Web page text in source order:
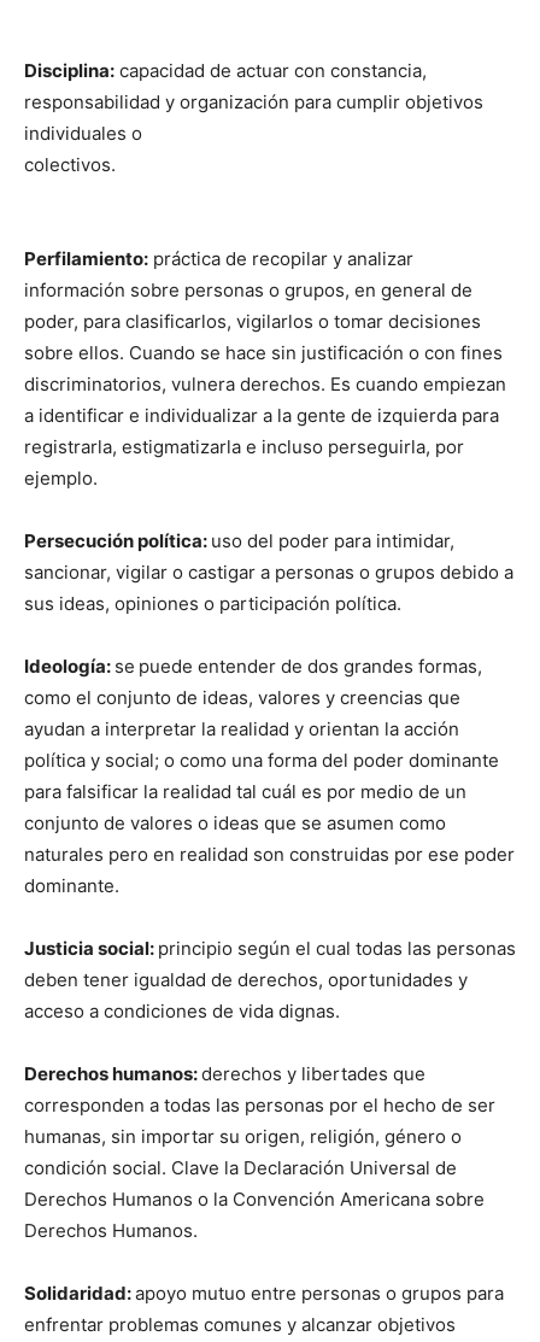
Disciplina: capacidad de actuar con constancia,
responsabilidad y organización para cumplir objetivos
individuales o
colectivos.
Perfilamiento: práctica de recopilar y analizar
información sobre personas o grupos, en general de
poder, para clasificarlos, vigilarlos o tomar decisiones
sobre ellos. Cuando se hace sin justificación o con fines
discriminatorios, vulnera derechos. Es cuando empiezan
a identificar e individualizar a la gente de izquierda para
registrarla, estigmatizarla e incluso perseguirla, por
ejemplo.
Persecución política: uso del poder para intimidar,
sancionar, vigilar o castigar a personas o grupos debido a
sus ideas, opiniones o participación política.
Ideología: se puede entender de dos grandes formas,
como el conjunto de ideas, valores y creencias que
ayudan a interpretar la realidad y orientan la acción
política y social; o como una forma del poder dominante
para falsificar la realidad tal cuál es por medio de un
conjunto de valores o ideas que se asumen como
naturales pero en realidad son construidas por ese poder
dominante.
Justicia social: principio según el cual todas las personas
deben tener igualdad de derechos, oportunidades y
acceso a condiciones de vida dignas.
Derechos humanos:derechos y libertades que
corresponden a todas las personas por el hecho de ser
humanas, sin importar su origen, religión, género o
condición social. Clave la Declaración Universal de
Derechos Humanos o la Convención Americana sobre
Derechos Humanos.
Solidaridad:apoyo mutuo entre personas o grupos para
enfrentar problemas comunes y alcanzar objetivos